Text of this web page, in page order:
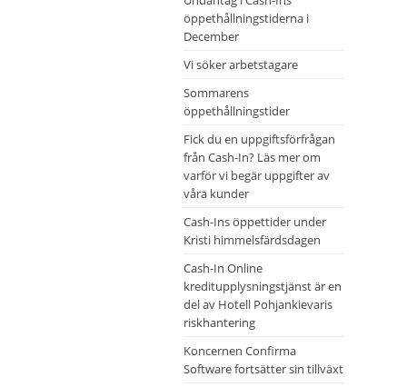
öppethållningstiderna i
December
Vi söker arbetstagare
Sommarens
öppethållningstider
Fick du en uppgiftsförfrågan
från Cash-In? Läs mer om
varför vi begär uppgifter av
våra kunder
Cash-Ins öppettider under
Kristi himmelsfärdsdagen
Cash-In Online
kreditupplysningstjänst är en
del av Hotell Pohjankievaris
riskhantering
Koncernen Confirma
Software fortsätter sin tillväxt